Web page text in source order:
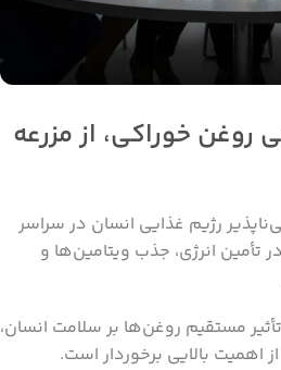
روغن خوراکی، از مزرعه
رژیم غذایی انسان در سراسر
انرژی، جذب ویتامین‌ها و
مستقیم روغن‌ها بر سلامت انسان،
اهمیت بالایی برخوردار است.